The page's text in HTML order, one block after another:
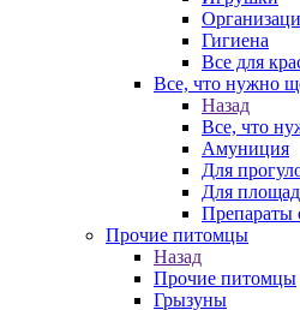
Гигиена
Все для
Все, что нужно
Назад
Все, что
Амуниция
Для
Для
Препараты
Прочие питомцы
Назад
Прочие питомцы
Грызуны